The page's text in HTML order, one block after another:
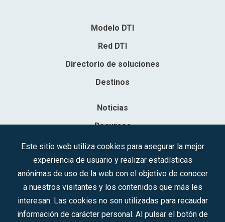
Modelo DTI
Red DTI
Directorio de soluciones
Destinos
Noticias
Recursos
Contacto
Sociedad Mercantil Estatal para la Gestión de la Innovación y las
Tecnologías Turísticas, S.A.M.P.
Inscrita en el R.M. de Madrid, T, 12593, Se. 8, F. 129, H. 201.307.
C.I.F.: A-81/874.984
Este sitio web utiliza cookies para asegurar la mejor
experiencia de usuario y realizar estadísticas
anónimas de uso de la web con el objetivo de conocer
a nuestros visitantes y los contenidos que más les
interesan. Las cookies no son utilizadas para recaudar
información de carácter personal. Al pulsar el botón de